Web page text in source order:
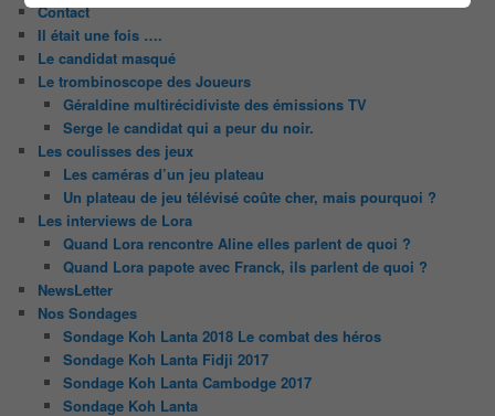
Contact
Il était une fois ….
Le candidat masqué
Le trombinoscope des Joueurs
Géraldine multirécidiviste des émissions TV
Serge le candidat qui a peur du noir.
Les coulisses des jeux
Les caméras d’un jeu plateau
Un plateau de jeu télévisé coûte cher, mais pourquoi ?
Les interviews de Lora
Quand Lora rencontre Aline elles parlent de quoi ?
Quand Lora papote avec Franck, ils parlent de quoi ?
NewsLetter
Nos Sondages
Sondage Koh Lanta 2018 Le combat des héros
Sondage Koh Lanta Fidji 2017
Sondage Koh Lanta Cambodge 2017
Sondage Koh Lanta